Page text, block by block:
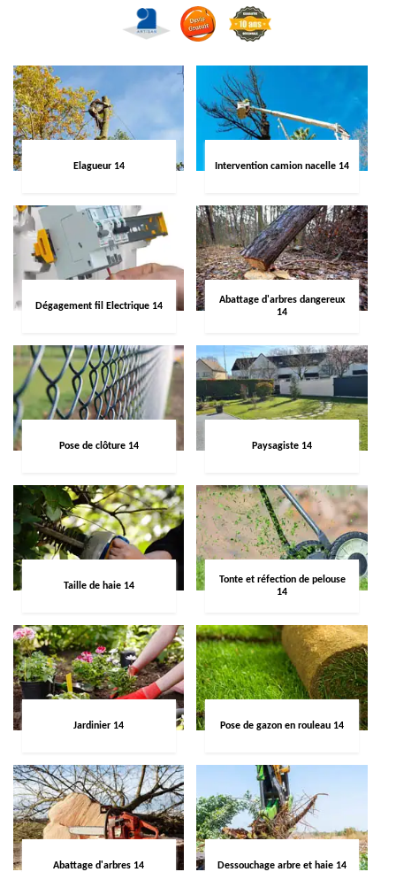
Elagueur 14 Intervention camion nacelle 14
Dégagement fil Electrique 14
Abattage d'arbres dangereux
14
Pose de clôture 14 Paysagiste 14
Taille de haie 14
Tonte et réfection de pelouse
14
Jardinier 14 Pose de gazon en rouleau 14
Abattage d'arbres 14 Dessouchage arbre et haie 14